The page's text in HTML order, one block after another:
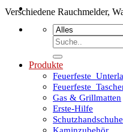
Suchen
nach:
Produkte
Gas & Grillmatten
Erste-Hilfe
Schutzhandschuhe
Kaminzubehör
Verschiedene Rauchmelder,